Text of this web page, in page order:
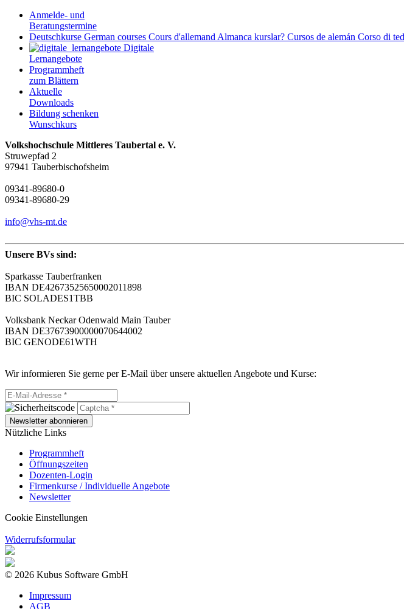
Anmelde- und
Beratungstermine
Deutschkurse German courses Cours d'allemand Almanca kurslar? Cursos de alemán Corso di
Digitale
Lernangebote
Programmheft
zum Blättern
Aktuelle
Downloads
Bildung schenken
Wunschkurs
Volkshochschule Mittleres Taubertal e. V.
Struwepfad 2
97941 Tauberbischofsheim
09341-89680-0
09341-89680-29
info@vhs-mt.de
Unsere BVs sind:
Sparkasse Tauberfranken
IBAN DE42673525650002011898
BIC SOLADES1TBB
Volksbank Neckar Odenwald Main Tauber
IBAN DE37673900000070644002
BIC GENODE61WTH
Wir informieren Sie gerne per E-Mail über unsere aktuellen Angebote und Kurse:
Newsletter abonnieren
Nützliche Links
Programmheft
Öffnungszeiten
Dozenten-Login
Firmenkurse / Individuelle Angebote
Newsletter
Cookie Einstellungen
Widerrufsformular
© 2026 Kubus Software GmbH
Impressum
AGB